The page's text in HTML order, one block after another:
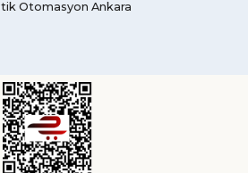
Otomasyon Ankara